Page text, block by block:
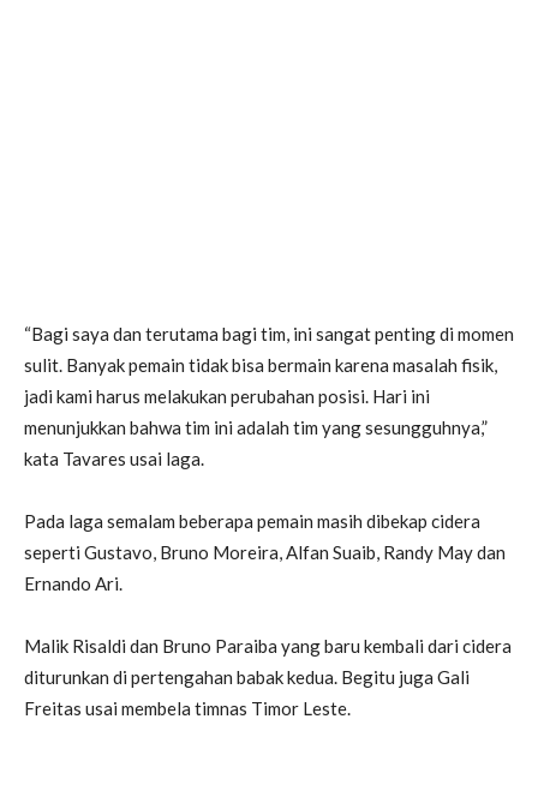
“Bagi saya dan terutama bagi tim, ini sangat penting di momen
sulit. Banyak pemain tidak bisa bermain karena masalah fisik,
jadi kami harus melakukan perubahan posisi. Hari ini
menunjukkan bahwa tim ini adalah tim yang sesungguhnya,”
kata Tavares usai laga.
Pada laga semalam beberapa pemain masih dibekap cidera
seperti Gustavo, Bruno Moreira, Alfan Suaib, Randy May dan
Ernando Ari.
Malik Risaldi dan Bruno Paraiba yang baru kembali dari cidera
diturunkan di pertengahan babak kedua. Begitu juga Gali
Freitas usai membela timnas Timor Leste.